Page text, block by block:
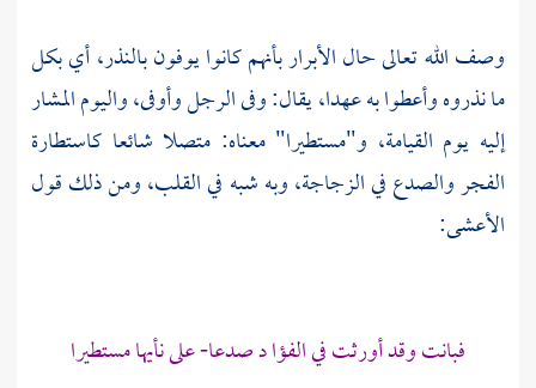
وصف الله تعالى حال الأبرار بأنهم كانوا يوفون بالنذر، أي بكل
ما نذروه وأعطوا به عهدا، يقال: وفى الرجل وأوفى، واليوم المشار
إليه يوم القيامة، و"مستطيرا" معناه: متصلا شائعا كاستطارة
الفجر والصدع في الزجاجة، وبه شبه في القلب، ومن ذلك قول
الأعشى:
فبانت وقد أورثت في الفؤا د صدعا- على نأيها مستطيرا